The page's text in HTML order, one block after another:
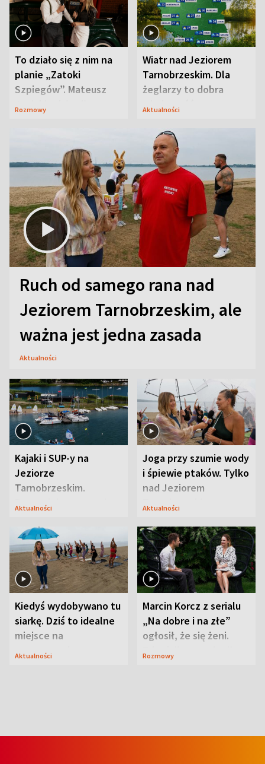
To działo się z nim na
planie „Zatoki
Szpiegów”. Mateusz
Janicki odsłonił
Rozmowy
Wiatr nad Jeziorem
Tarnobrzeskim. Dla
żeglarzy to dobra
wiadomość
Aktualności
Ruch od samego rana nad
Jeziorem Tarnobrzeskim, ale
ważna jest jedna zasada
Aktualności
Kajaki i SUP-y na
Jeziorze
Tarnobrzeskim.
Przyrodnicy zwracają
Aktualności
Joga przy szumie wody
i śpiewie ptaków. Tylko
nad Jeziorem
Tarnobrzeskim
Aktualności
Kiedyś wydobywano tu
siarkę. Dziś to idealne
miejsce na
wypoczynek
Aktualności
Marcin Korcz z serialu
„Na dobre i na złe”
ogłosił, że się żeni.
Zdradził, co zmienił
Rozmowy